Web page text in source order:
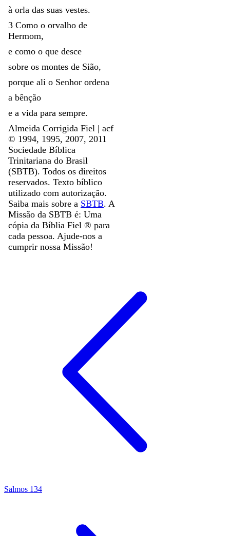
à orla das suas vestes.
3 Como o orvalho de
Hermom,
e como o que desce
sobre os montes de Sião,
porque ali o Senhor ordena
a bênção
e a vida para sempre.
Almeida Corrigida Fiel | acf
©️ 1994, 1995, 2007, 2011
Sociedade Bíblica
Trinitariana do Brasil
(SBTB). Todos os direitos
reservados. Texto bíblico
utilizado com autorização.
Saiba mais sobre a SBTB. A
Missão da SBTB é: Uma
cópia da Bíblia Fiel ®️ para
cada pessoa. Ajude-nos a
cumprir nossa Missão!
Salmos 134